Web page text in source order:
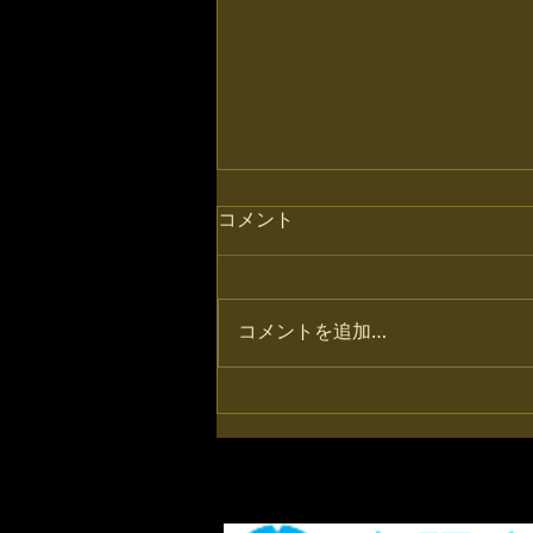
BLOG移転しました！
BLOG移転しました！ 今後は下記
http://shrikes.jugem.jp/
コメント
コメントを追加…